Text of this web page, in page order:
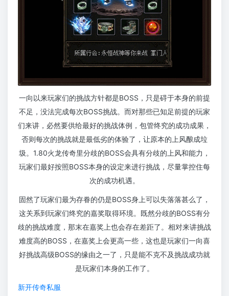
一向以来玩家们的挑战方针都是BOSS，只是碍于本身的前提
不足，没法完成每次BOSS挑战。而对那些已知足前提的玩家
们来讲，必然要供给最好的挑战体例，包管终究的成功成果，
否则每次的挑战就是最低劣的体验了，让原本的上风酿成垃
圾。1.80火龙传奇里分歧的BOSS会具有分歧的上风和能力，
玩家们最好按照BOSS本身的设定来进行挑战，尽量掌控住每
次的成功机遇。
固然了玩家们最为存眷的仍是BOSS身上可以失落落甚么了，
这关系到玩家们终究的嘉奖取得环境。既然分歧的BOSS有分
歧的挑战难度，那末在嘉奖上也会存在差距了。相对来讲挑战
难度高的BOSS，在嘉奖上会更高一些，这也是玩家们一向喜
好挑战高级BOSS的缘由之一了，只是能不克不及挑战成功就
是玩家们本身的工作了。
新开传奇私服